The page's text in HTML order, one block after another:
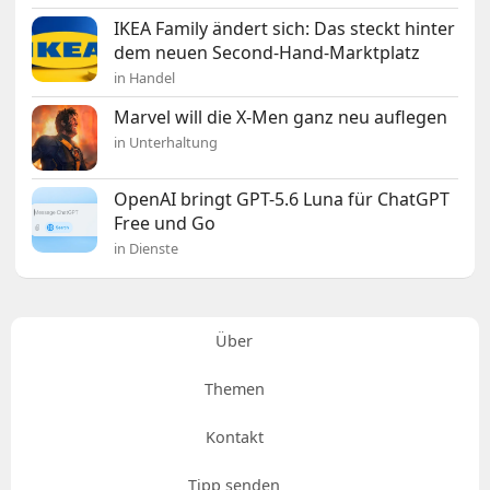
IKEA Family ändert sich: Das steckt hinter
dem neuen Second-Hand-Marktplatz
in Handel
Marvel will die X-Men ganz neu auflegen
in Unterhaltung
OpenAI bringt GPT-5.6 Luna für ChatGPT
Free und Go
in Dienste
Über
Themen
Kontakt
Tipp senden